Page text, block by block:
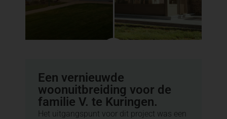
Een vernieuwde
woonuitbreiding voor de
familie V. te Kuringen.
Het uitgangspunt voor dit project was een